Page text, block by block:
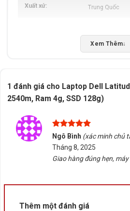
Xuất xứ Trung Quốc
Xem Thêm↓
1 đánh giá cho Laptop Dell
2540m, Ram 4g, SSD 128g)
Được xếp
hạng
sao
Ngô Bình (xác minh chủ
Tháng 8, 2025
Giao hàng đúng hẹn,
Thêm một đánh giá